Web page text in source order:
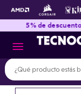
Toggle navigation
5% de descuento